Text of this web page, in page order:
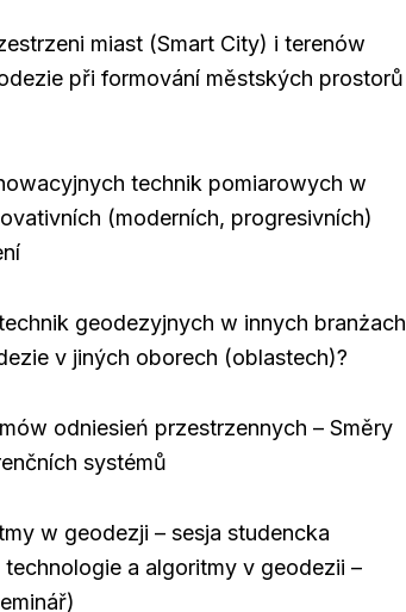
miast (Smart City) i terenów
při formování městských prostorů
technik pomiarowych w
(moderních, progresivních)
geodezyjnych w innych branżach
v jiných oborech (oblastech)?
odniesień przestrzennych – Směry
systémů
w geodezji – sesja studencka
a algoritmy v geodezii –